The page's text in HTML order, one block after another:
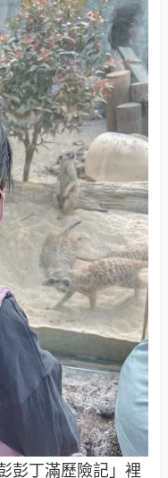
彭丁滿歷險記」裡